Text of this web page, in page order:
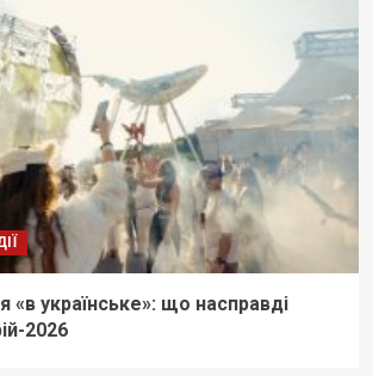
«в українське»: що насправді
2026